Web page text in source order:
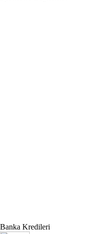
Banka Kredileri